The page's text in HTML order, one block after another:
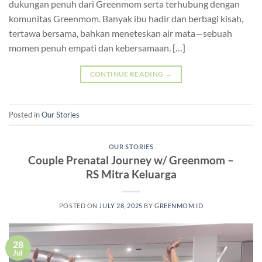
dukungan penuh dari Greenmom serta terhubung dengan
komunitas Greenmom. Banyak ibu hadir dan berbagi kisah,
tertawa bersama, bahkan meneteskan air mata—sebuah
momen penuh empati dan kebersamaan. […]
CONTINUE READING →
Posted inOur Stories
OUR STORIES
Couple Prenatal Journey w/ Greenmom –
RS Mitra Keluarga
POSTED ON JULY 28, 2025 BY GREENMOM.ID
28
Jul